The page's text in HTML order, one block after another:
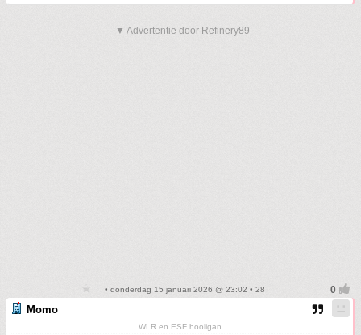
▼ Advertentie door Refinery89
• donderdag 15 januari 2026 @ 23:02 • 28
Momo
WLR en ESF hooligan